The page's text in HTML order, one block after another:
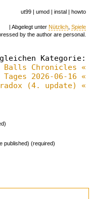
ut99 | umod | instal | howto
| Abgelegt unter Nützlich Spiele
by the author are personal.
Kategorie:
Balls Chronicles «
2026-06-16 «
(4. update) «
published) (required)